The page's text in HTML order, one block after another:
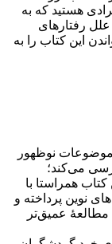
هستید که به
رفتارهای
این کتاب را به
موضوعات نوظهور
می‌کند؛
همراستا با
نوین پرداخته و
مطالعۀ عمیق‌تر